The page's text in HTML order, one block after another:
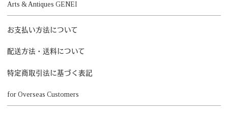
Arts & Antiques GENEI
お支払い方法について
配送方法・送料について
特定商取引法に基づく表記
for Overseas Customers